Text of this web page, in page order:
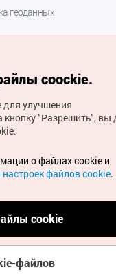
геоданных
Кореи Все
связанных с
запросы на
coockie.
для улучшения
"Разрешить", вы
о файлах cookie и
настроек файлов cookie.
cookie
файлов